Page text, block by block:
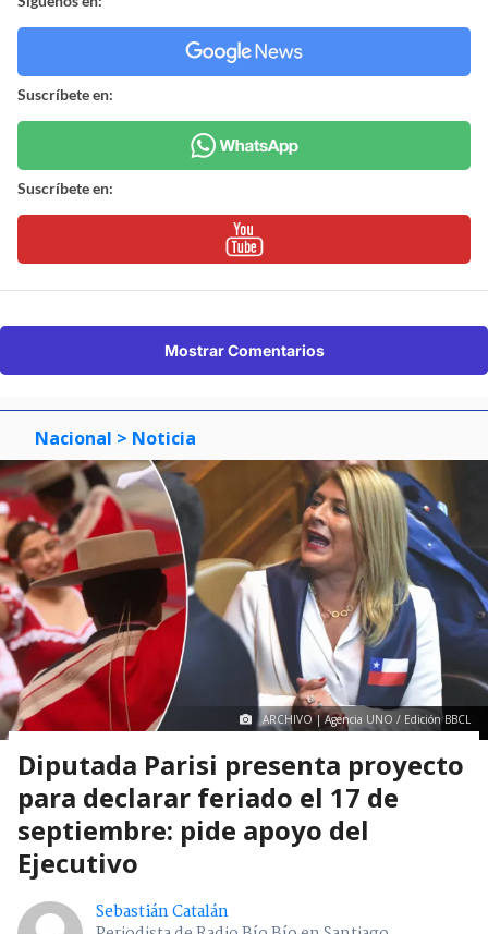
Suscríbete en:
Suscríbete en:
Mostrar Comentarios
Nacional > Noticia
ARCHIVO | Agencia UNO / Edición BBCL
Diputada Parisi presenta proyecto
para declarar feriado el 17 de
septiembre: pide apoyo del
Ejecutivo
Sebastián Catalán